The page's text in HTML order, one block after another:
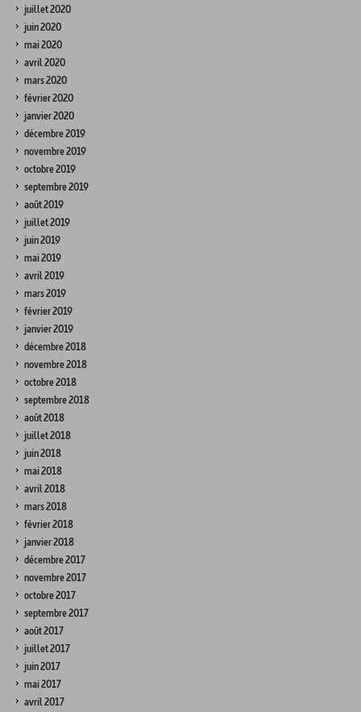
juillet 2020
juin 2020
mai 2020
avril 2020
mars 2020
février 2020
janvier 2020
décembre 2019
novembre 2019
octobre 2019
septembre 2019
août 2019
juillet 2019
juin 2019
mai 2019
avril 2019
mars 2019
février 2019
janvier 2019
décembre 2018
novembre 2018
octobre 2018
septembre 2018
août 2018
juillet 2018
juin 2018
mai 2018
avril 2018
mars 2018
février 2018
janvier 2018
décembre 2017
novembre 2017
octobre 2017
septembre 2017
août 2017
juillet 2017
juin 2017
mai 2017
avril 2017